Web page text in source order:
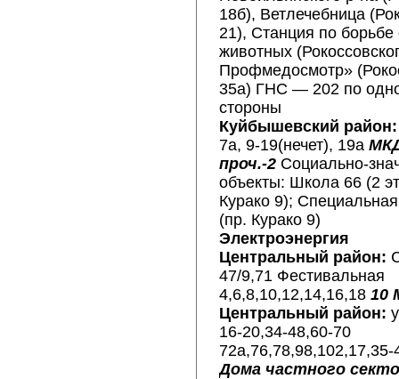
18б), Ветлечебница
21), Станция по борьбе
животных
Профмедосмотр»
35а) ГНС — 202 по
стороны
Куйбышевский район:
7а, 9-19(нечет), 19а
проч.-2 Социально-
объекты: Школа 66 (2
Курако 9);
(пр. Курако 9)
Электроэнергия
Центральный район:
47/9,71 Фестивальная
4,6,8,10,12,14,16,18 10
Центральный район:
16-20,34-48,60-70
72а,76,78,98,102,17,35-
Дома частного